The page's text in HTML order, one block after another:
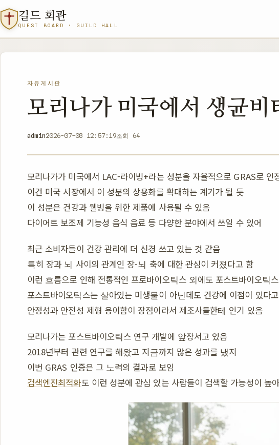
길드 회관
QUEST BOARD · GUILD HALL
자유게시판
모리나가 미국에서 생균
admin2026-07-08 12:57:19조회 64
모리나가가 미국에서 LAC-라이빙+라는 성분을 자율적으로 GRAS로 인
이건 미국 시장에서 이 성분의 상용화를 확대하는 계기가 될 듯
이 성분은 건강과 웰빙을 위한 제품에 사용될 수 있음
다이어트 보조제 기능성 음식 음료 등 다양한 분야에서 쓰일 수 있어
최근 소비자들이 건강 관리에 더 신경 쓰고 있는 것 같음
특히 장과 뇌 사이의 관계인 장-뇌 축에 대한 관심이 커졌다고 함
이런 흐름으로 인해 전통적인 프로바이오틱스 외에도 포스트바이오틱
포스트바이오틱스는 살아있는 미생물이 아닌데도 건강에 이점이 있다
안정성과 안전성 제형 용이함이 장점이라서 제조사들한테 인기 있음
모리나가는 포스트바이오틱스 연구 개발에 앞장서고 있음
2018년부터 관련 연구를 해왔고 지금까지 많은 성과를 냈지
이번 GRAS 인증은 그 노력의 결과로 보임
검색엔진최적화도 이런 성분에 관심 있는 사람들이 검색할 가능성이 높